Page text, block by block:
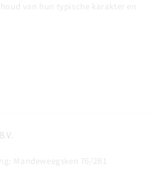
van hun typische karakter en
Mandeweegsken 76/2B1